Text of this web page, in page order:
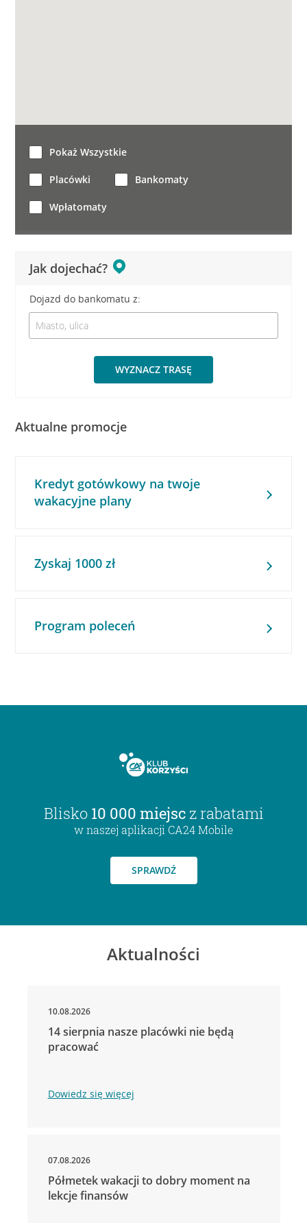
Jak dojechać?
Dojazd do bankomatu z:
WYZNACZ TRASĘ
Pokaż Wszystkie
Placówki Bankomaty
Wpłatomaty
Aktualne promocje
Kredyt gotówkowy na twoje
wakacyjne plany
Zyskaj 1000 zł
Program poleceń
Blisko 10 000 miejsc z rabatami
w naszej aplikacji CA24 Mobile
SPRAWDŹ
Aktualności
10.08.2026
14 sierpnia nasze placówki nie będą
pracować
Dowiedz się więcej
07.08.2026
Półmetek wakacji to dobry moment na
lekcje finansów